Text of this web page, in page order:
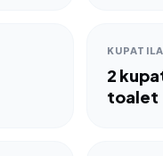
KUPATILA
2
toalet